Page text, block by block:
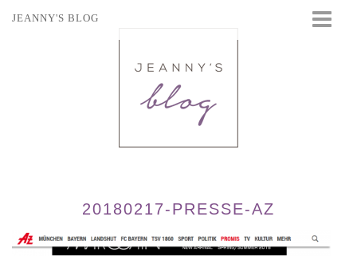
JEANNY'S BLOG
20180217-PRESSE-AZ